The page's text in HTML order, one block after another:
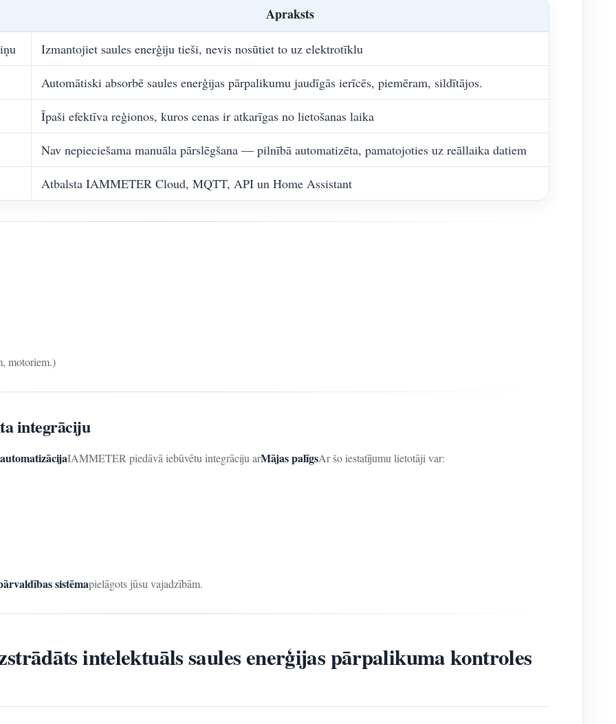
Apraksts
Izmantojiet saules enerģiju tieši, nevis nosūtiet to uz elektrotīklu
Automātiski absorbē saules enerģijas pārpalikumu jaudīgās ierīcēs, piemēram, sildītājos.
Īpaši efektīva reģionos, kuros cenas ir atkarīgas no lietošanas laika
Nav nepieciešama manuāla pārslēgšana — pilnībā automatizēta, pamatojoties uz reāllaika datiem
Atbalsta IAMMETER Cloud, MQTT, API un Home Assistant
motoriem.)
integrāciju
IAMMETER piedāvā iebūvētu integrāciju arMājas palīgsAr šo iestatījumu lietotāji var:
sistēmapielāgots jūsu vajadzībām.
intelektuāls saules enerģijas pārpalikuma kontroles